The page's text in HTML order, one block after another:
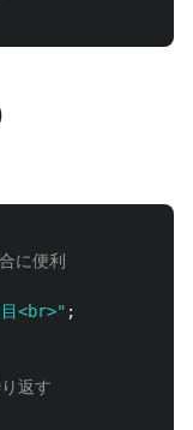
に便利
<br>" ;
返す